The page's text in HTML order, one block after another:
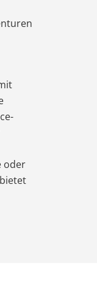
oder